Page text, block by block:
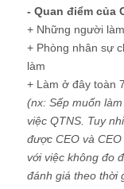
- Quan điểm của
+ Những người
+ Phòng nhân sự
làm
+ Làm ở đây toàn
(nx: Sếp muốn
việc QTNS. Tuy
được CEO và
với việc không đo
đánh giá theo thời